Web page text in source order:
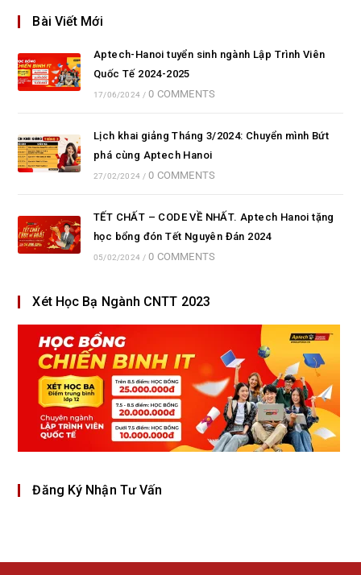
Bài Viết Mới
Aptech-Hanoi tuyển sinh ngành Lập Trình Viên
Quốc Tế 2024-2025
17/06/2024 / 0 COMMENTS
Lịch khai giảng Tháng 3/2024: Chuyển mình Bứt
phá cùng Aptech Hanoi
27/02/2024 / 0 COMMENTS
TẾT CHẤT – CODE VỀ NHẤT. Aptech Hanoi tặng
học bổng đón Tết Nguyên Đán 2024
05/02/2024 / 0 COMMENTS
Xét Học Bạ Ngành CNTT 2023
Đăng Ký Nhận Tư Vấn